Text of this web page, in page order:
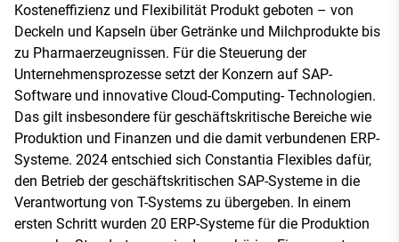
Kosteneffizienz und Flexibilität Produkt geboten – von
Deckeln und Kapseln über Getränke und Milchprodukte bis
zu Pharmaerzeugnissen. Für die Steuerung der
Unternehmensprozesse setzt der Konzern auf SAP-
Software und innovative Cloud-Computing- Technologien.
Das gilt insbesondere für geschäftskritische Bereiche wie
Produktion und Finanzen und die damit verbundenen ERP-
Systeme. 2024 entschied sich Constantia Flexibles dafür,
den Betrieb der geschäftskritischen SAP-Systeme in die
Verantwortung von T-Systems zu übergeben. In einem
ersten Schritt wurden 20 ERP-Systeme für die Produktion